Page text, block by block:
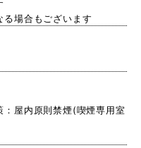
る場合もございます
：屋内原則禁煙(喫煙専用室